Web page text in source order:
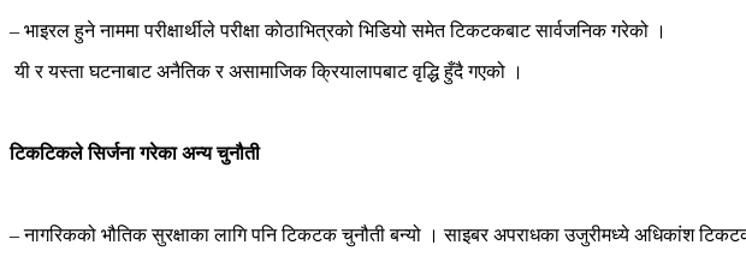
– भाइरल हुने नाममा परीक्षार्थीले परीक्षा काेठाभित्रको भिडियो समेत टिकटकबाट सार्वजनिक गरेको ।
यी र यस्ता घटनाबाट अनैतिक र असामाजिक क्रियालापबाट वृद्धि हुँदै गएको ।
टिकटिकले सिर्जना गरेका अन्य चुनौती
–नागरिकको भौतिक सुरक्षाका लागि पनि टिकटक चुनौती बन्यो । साइबर अपराधका उजुरीमध्ये अधिकांश